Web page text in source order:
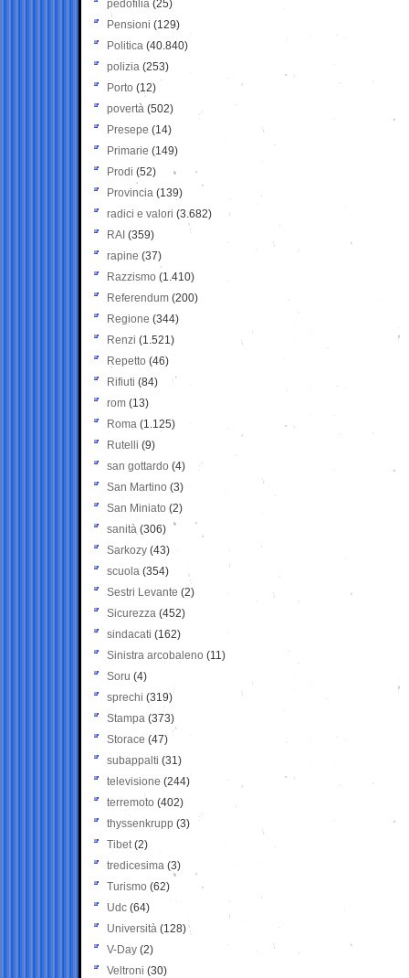
pedofilia (25)
Pensioni (129)
Politica (40.840)
polizia (253)
Porto (12)
povertà (502)
Presepe (14)
Primarie (149)
Prodi (52)
Provincia (139)
radici e valori (3.682)
RAI (359)
rapine (37)
Razzismo (1.410)
Referendum (200)
Regione (344)
Renzi (1.521)
Repetto (46)
Rifiuti (84)
rom (13)
Roma (1.125)
Rutelli (9)
san gottardo (4)
San Martino (3)
San Miniato (2)
sanità (306)
Sarkozy (43)
scuola (354)
Sestri Levante (2)
Sicurezza (452)
sindacati (162)
Sinistra arcobaleno (11)
Soru (4)
sprechi (319)
Stampa (373)
Storace (47)
subappalti (31)
televisione(244)
terremoto (402)
thyssenkrupp (3)
Tibet(2)
tredicesima (3)
Turismo (62)
Udc (64)
Università (128)
V-Day (2)
Veltroni (30)